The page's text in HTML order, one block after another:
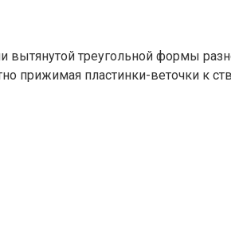
вытянутой треугольной формы
прижимая пластинки-веточки к